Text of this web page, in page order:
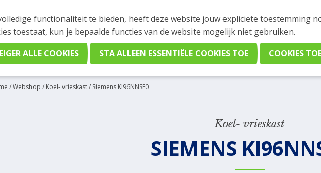
BESTELLINGEN
tijdelijk geen bestelling plaatsen. Wil je je vast oriënteren? Vergelijk eenvoudig
/Webshop / Koel- vrieskast/ Siemens KI96NNSE0
Koel- vrieskast
SIEMENS
functionaliteit te bieden, heeft deze website jouw expliciete toestemming
toestaat, kun je bepaalde functies van de website mogelijk niet gebruiken.